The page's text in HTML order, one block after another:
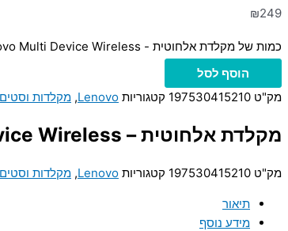
₪249
כמות של מקלדת אלחוטית - Lenovo Multi Device Wireless
הוסף לסל
מק"ט 197530415210 קטגוריות Lenovo
, מקלדות
מקלדת אלחוטית – Lenovo Multi Device Wireless
מק"ט 197530415210 קטגוריות Lenovo
, מקלדות
תיאור
מידע נוסף